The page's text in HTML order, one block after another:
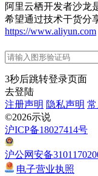
阿里云栖开发者沙龙
希望通过技术干货分
https://www.aliyun.com
3秒后跳转登录页面
去登陆
注册声明 隐私声明
©2026示说
沪ICP备18027414号
沪公网安备
电子营业执照